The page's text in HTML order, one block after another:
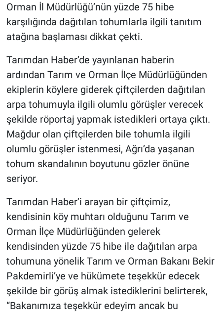
Orman İl Müdürlüğü’nün yüzde 75 hibe
karşılığında dağıtılan tohumlarla ilgili tanıtım
atağına başlaması dikkat çekti.
Tarımdan Haber’de yayınlanan haberin
ardından Tarım ve Orman İlçe Müdürlüğünden
ekiplerin köylere giderek çiftçilerden dağıtılan
arpa tohumuyla ilgili olumlu görüşler verecek
şekilde röportaj yapmak istedikleri ortaya çıktı.
Mağdur olan çiftçilerden bile tohumla ilgili
olumlu görüşler istenmesi, Ağrı’da yaşanan
tohum skandalının boyutunu gözler önüne
seriyor.
Tarımdan Haber’i arayan bir çiftçimiz,
kendisinin köy muhtarı olduğunu Tarım ve
Orman İlçe Müdürlüğünden gelerek
kendisinden yüzde 75 hibe ile dağıtılan arpa
tohumuna yönelik Tarım ve Orman Bakanı Bekir
Pakdemirli’ye ve hükümete teşekkür edecek
şekilde bir görüş almak istediklerini belirterek,
“Bakanımıza teşekkür edeyim ancak bu